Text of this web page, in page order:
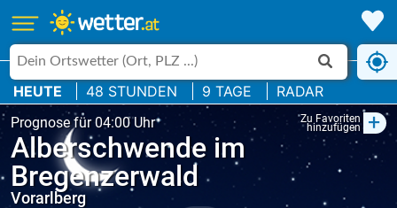
HEUTE 48 STUNDEN 9 TAGE RADAR
Prognose für 04:00 Uhr Zu Favoriten
hinzufügen +
Alberschwende im
Bregenzerwald
Vorarlberg